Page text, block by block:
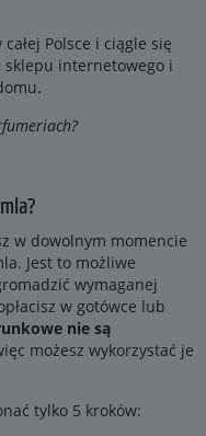
Polsce i ciągle się
sklepu internetowego i
w dowolnym momencie
Jest to możliwe
wymaganej
w gotówce lub
nie są
możesz wykorzystać je
tylko 5 kroków: